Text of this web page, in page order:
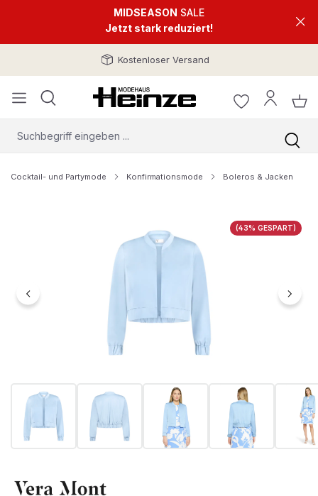
MIDSEASON SALE
Jetzt stark reduziert!
Kostenloser Versand
Cocktail- und Partymode Konfirmationsmode Boleros & Jacken
(43% GESPART)